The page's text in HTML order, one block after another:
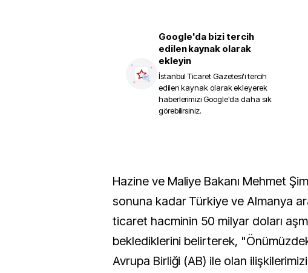
Google'da bizi tercih
edilen kaynak olarak
ekleyin
İstanbul Ticaret Gazetesi'i tercih
edilen kaynak olarak ekleyerek
haberlerimizi Google'da daha sık
görebilirsiniz.
Hazine ve Maliye Bakanı Mehmet
sonuna kadar Türkiye ve Almanya
ticaret hacminin 50 milyar doları
beklediklerini belirterek,
Avrupa Birliği (AB) ile olan